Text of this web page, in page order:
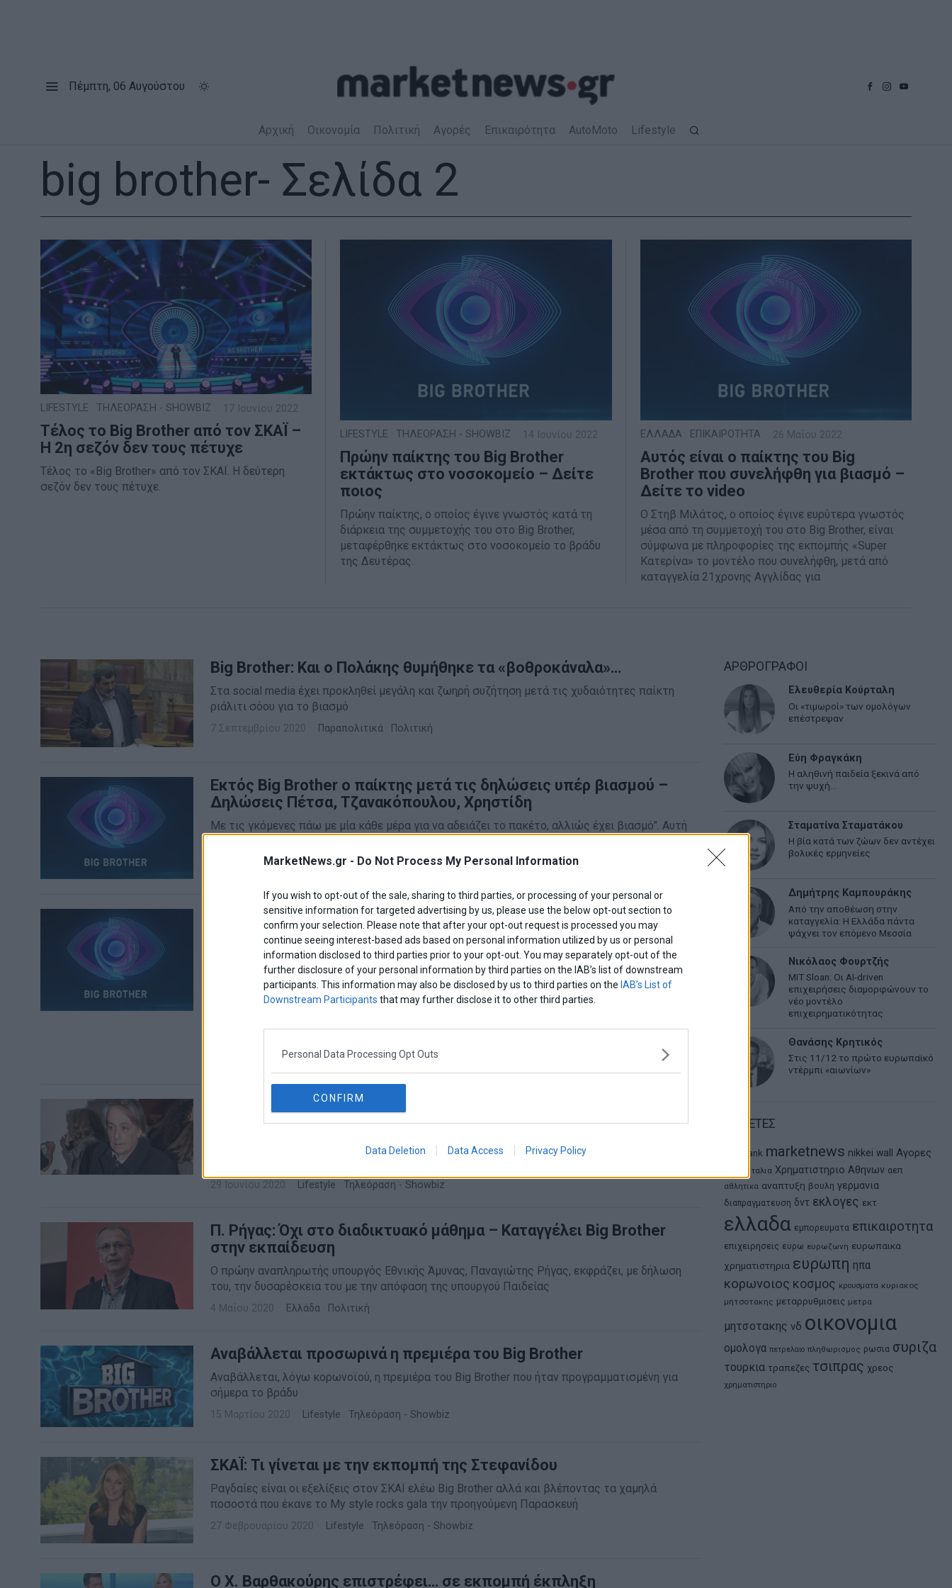
MarketNews.gr - Do Not Process My Personal Information
If you wish to opt-out of the sale, sharing to third parties, or processing of your personal or
sensitive information for targeted advertising by us, please use the below opt-out section to
confirm your selection. Please note that after your opt-out request is processed you may
continue seeing interest-based ads based on personal information utilized by us or personal
information disclosed to third parties prior to your opt-out. You may separately opt-out of the
further disclosure of your personal information by third parties on the IAB’s list of downstream
participants. This information may also be disclosed by us to third parties on the IAB’s List of
Downstream Participants that may further disclose it to other third parties.
Personal Data Processing Opt Outs
CONFIRM
Data Deletion Data Access Privacy Policy
Πέμπτη, 06 Αυγούστου
Αρχική Οικονομία Πολιτική Αγορές Επικαιρότητα AutoMoto Lifestyle
big brother- Σελίδα 2
LIFESTYLE ΤΗΛΕΟΡΑΣΗ - SHOWBIZ 17 Ιουνίου 2022
Τέλος το Big Brother από τον ΣΚΑΪ –
Η 2η σεζόν δεν τους πέτυχε
Τέλος το «Big Brother» από τον ΣΚΑΪ. Η δεύτερη
σεζόν δεν τους πέτυχε.
LIFESTYLE ΤΗΛΕΟΡΑΣΗ - SHOWBIZ 14 Ιουνίου 2022
Πρώην παίκτης του Big Brother
εκτάκτως στο νοσοκομείο – Δείτε
ποιος
Πρώην παίκτης, ο οποίος έγινε γνωστός κατά τη
διάρκεια της συμμετοχής του στο Big Brother,
μεταφέρθηκε εκτάκτως στο νοσοκομείο το βράδυ
της Δευτέρας.
ΕΛΛΑΔΑ ΕΠΙΚΑΙΡΟΤΗΤΑ 26 Μαΐου 2022
Αυτός είναι ο παίκτης του Big
Brother που συνελήφθη για βιασμό –
Δείτε το video
Ο Στηβ Μιλάτος, ο οποίος έγινε ευρύτερα γνωστός
μέσα από τη συμμετοχή του στο Big Brother, είναι
σύμφωνα με πληροφορίες της εκπομπής «Super
Κατερίνα» το μοντέλο που συνελήφθη, μετά από
καταγγελία 21χρονης Αγγλίδας για
Big Brother: Και ο Πολάκης θυμήθηκε τα «βοθροκάναλα»…
Στα social media έχει προκληθεί μεγάλη και ζωηρή συζήτηση μετά τις χυδαιότητες παίκτη
ριάλιτι σόου για το βιασμό
7 Σεπτεμβρίου 2020 Παραπολιτικά Πολιτική
Εκτός Big Brother ο παίκτης μετά τις δηλώσεις υπέρ βιασμού –
Δηλώσεις Πέτσα, Τζανακόπουλου, Χρηστίδη
Με τις γκόμενες πάω με μία κάθε μέρα για να αδειάζει το πακέτο, αλλιώς έχει βιασμό". Αυτή
7 Σεπτεμβρίου 2020 Ελλάδα Επικαιρότητα
Big Brother: Αυτοί είναι οι 17 παίκτες
Το βράδυ του Σαββάτου, ο Χάρης Βαρθακούρης θα υποδεχθεί τους 17 παίκτες του ριάλιτι και ο
ΣΚΑΪ έδωσε στη δημοσιότητα τις φωτογραφίες και τα βιογραφικά τους
29 Αυγούστου 2020 Lifestyle · Τηλεόραση - Showbiz
11 χρόνια μετά ο Ανδρέας Μικρούτσικος επιστρέφει το
Σεπτέμβριο στην τηλεόραση – Δείτε που
Μετά από 11 χρόνια, ο Ανδρέας Μικρούτσικος επιστρέφει το Σεπτέμβριο στην τηλεόραση με
29 Ιουνίου 2020 Lifestyle Τηλεόραση - Showbiz
Π. Ρήγας: Όχι στο διαδικτυακό μάθημα – Καταγγέλει Big Brother
στην εκπαίδευση
Ο πρώην αναπληρωτής υπουργός Εθνικής Άμυνας, Παναγιώτης Ρήγας, εκφράζει, με δήλωση
του, την δυσαρέσκεια του με την απόφαση της υπουργού Παιδείας
4 Μαΐου 2020 Ελλάδα Πολιτική
Αναβάλλεται προσωρινά η πρεμιέρα του Big Brother
Αναβάλλεται, λόγω κορωνοϊού, η πρεμιέρα του Big Brother που ήταν προγραμματισμένη για
σήμερα το βράδυ
15 Μαρτίου 2020 Lifestyle Τηλεόραση - Showbiz
ΣΚΑΪ: Τι γίνεται με την εκπομπή της Στεφανίδου
Ραγδαίες είναι οι εξελίξεις στον ΣΚΑΪ ελέω Big Brother αλλά και βλέποντας τα χαμηλά
ποσοστά που έκανε το My style rocks gala την προηγούμενη Παρασκευή
27 Φεβρουαρίου 2020 Lifestyle Τηλεόραση - Showbiz
Ο Χ. Βαρθακούρης επιστρέφει… σε εκπομπή έκπληξη
ΑΡΘΡΟΓΡΑΦΟΙ
Ελευθερία Κούρταλη
Οι «τιμωροί» των ομολόγων
επέστρεψαν
Εύη Φραγκάκη
Η αληθινή παιδεία ξεκινά από
την ψυχή…
Σταματίνα Σταματάκου
Η βία κατά των ζώων δεν αντέχει
βολικές ερμηνείες
Δημήτρης Καμπουράκης
Από την αποθέωση στην
καταγγελία: Η Ελλάδα πάντα
ψάχνει τον επόμενο Μεσσία
Νικόλαος Φουρτζής
MIT Sloan: Οι AI-driven
επιχειρήσεις διαμορφώνουν το
νέο μοντέλο
επιχειρηματικότητας
Θανάσης Κρητικός
Στις 11/12 το πρώτο ευρωπαϊκό
ντέρμπι «αιωνίων»
ΕΤΙΚΕΤΕΣ
eurobank marketnews nikkei wall
Αγορες
Ιταλια Χρηματιστηριο Αθηνων αεπ
αθλητικα αναπτυξη βουλη γερμανια
διαπραγματευση δντ εκλογες εκτ
ελλαδα εμπορευματα επικαιροτητα
επιχειρησεις ευρω ευρωζωνη ευρωπαικα
χρηματιστηρια ευρωπη ηπα
κορωνοιος κοσμος κρουσματα κυριακος
μητσοτακης μεταρρυθμισεις μετρα
μητσοτακης νδ οικονομια
ομολογα πετρελαιο πληθωρισμος ρωσια συριζα
τουρκια τραπεζες τσιπρας χρεος
χρηματιστηριο